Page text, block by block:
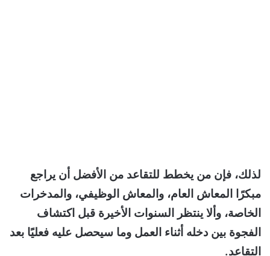
لذلك، فإن من يخطط للتقاعد من الأفضل أن يراجع
مبكرًا المعاش العام، والمعاش الوظيفي، والمدخرات
الخاصة، وألا ينتظر السنوات الأخيرة قبل اكتشاف
الفجوة بين دخله أثناء العمل وما سيحصل عليه فعليًا بعد
التقاعد.